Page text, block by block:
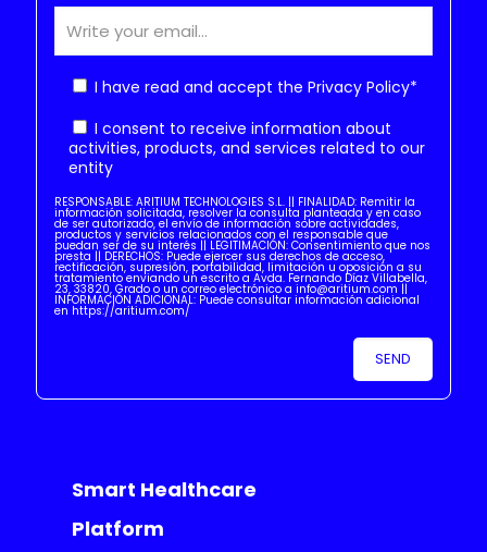
I have read and accept the Privacy Policy*
I consent to receive information about
activities, products, and services related to our
entity
RESPONSABLE: ARITIUM TECHNOLOGIES S.L. || FINALIDAD: Remitir la
información solicitada, resolver la consulta planteada y en caso
de ser autorizado, el envío de información sobre actividades,
productos y servicios relacionados con el responsable que
puedan ser de su interés || LEGITIMACIÓN: Consentimiento que nos
presta || DERECHOS: Puede ejercer sus derechos de acceso,
rectificación, supresión, portabilidad, limitación u oposición a su
tratamiento enviando un escrito a Avda. Fernando Díaz Villabella,
23, 33820, Grado o un correo electrónico a info@aritium.com ||
INFORMACIÓN ADICIONAL: Puede consultar información adicional
en https://aritium.com/
Smart Healthcare
Platform